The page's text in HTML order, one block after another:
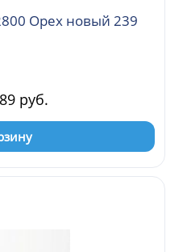
Орех новый 239
руб.